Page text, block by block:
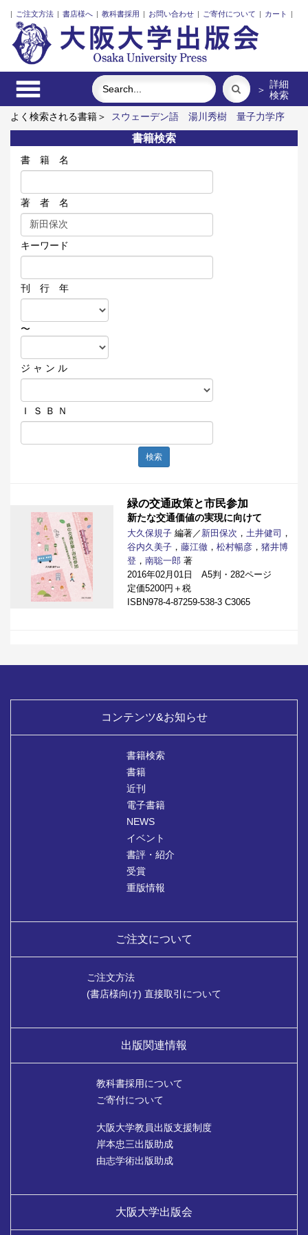
| ご注文方法 | 書店様へ | 教科書採用 | お問い合わせ | ご寄付について | カート |
＞ 詳細
検索
よく検索される書籍＞
スウェーデン語
湯川秀樹 量子力学序
説
対話で創るこれからの「大学」
黄砂の越境マネジメント
オンデマンド版 簡明ウズベク語辞典
ヘラクレスは繰り返し現
われる
書籍検索
書 籍 名
著 者 名
キーワード
刊 行 年
〜
ジ ャ ン ル
Ｉ Ｓ Ｂ Ｎ
検索
緑の交通政策と市民参加
新たな交通価値の実現に向けて
大久保規子 編著／ 新田保次 ， 土井健司 ，
谷内久美子 ， 藤江徹 ， 松村暢彦 ， 猪井博
登 ， 南聡一郎 著
2016年02月01日 A5判・282ページ
定価5200円＋税
ISBN978-4-87259-538-3 C3065
コンテンツ&お知らせ
書籍検索
書籍
近刊
電子書籍
NEWS
イベント
書評・紹介
受賞
重版情報
ご注文について
ご注文方法
(書店様向け) 直接取引について
出版関連情報
教科書採用について
ご寄付について
大阪大学教員出版支援制度
岸本忠三出版助成
由志学術出版助成
大阪大学出版会